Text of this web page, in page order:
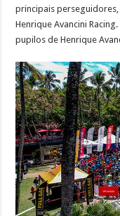
principais perseguidores,
Henrique Avancini
pupilos de Henrique